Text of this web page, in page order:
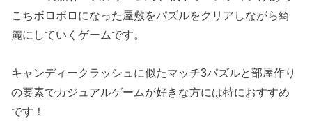
こちボロボロになった屋敷をパズルをクリアしながら綺
麗にしていくゲームです。
キャンディークラッシュに似たマッチ3パズルと部屋作り
の要素でカジュアルゲームが好きな方には特におすすめ
です！